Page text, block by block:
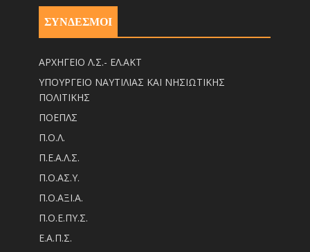
ΣΥΝΔΕΣΜΟΙ
ΑΡΧΗΓΕΙΟ Λ.Σ.- ΕΛ.ΑΚΤ
ΥΠΟΥΡΓΕΙΟ ΝΑΥΤΙΛΙΑΣ ΚΑΙ ΝΗΣΙΩΤΙΚΗΣ
ΠΟΛΙΤΙΚΗΣ
ΠΟΕΠΛΣ
Π.Ο.Λ.
Π.Ε.Α.Λ.Σ.
Π.Ο.ΑΣ.Υ.
Π.Ο.ΑΞΙ.Α.
Π.Ο.Ε.ΠΥ.Σ.
Ε.Α.Π.Σ.